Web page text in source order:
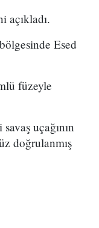
açıkladı.
Esed
füzeyle
uçağının
doğrulanmış